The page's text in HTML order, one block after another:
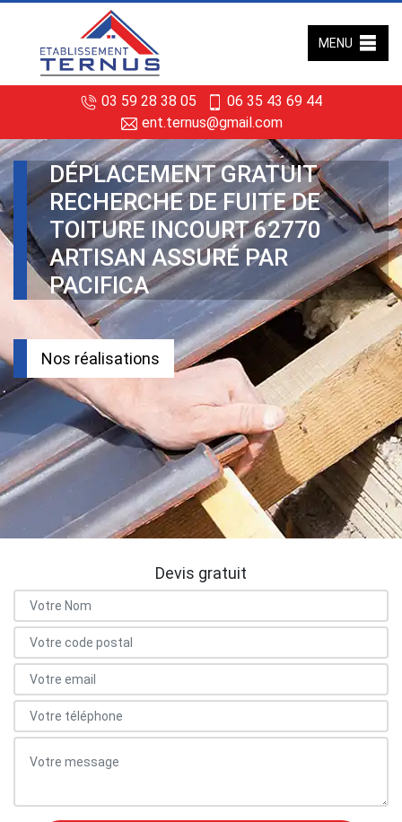
03 59 28 38 05
06 35 43 69 44
ent.ternus@gmail.com
MENU
DÉPLACEMENT GRATUIT
RECHERCHE DE FUITE DE
TOITURE INCOURT 62770
ARTISAN ASSURÉ PAR
PACIFICA
Nos réalisations
Devis gratuit